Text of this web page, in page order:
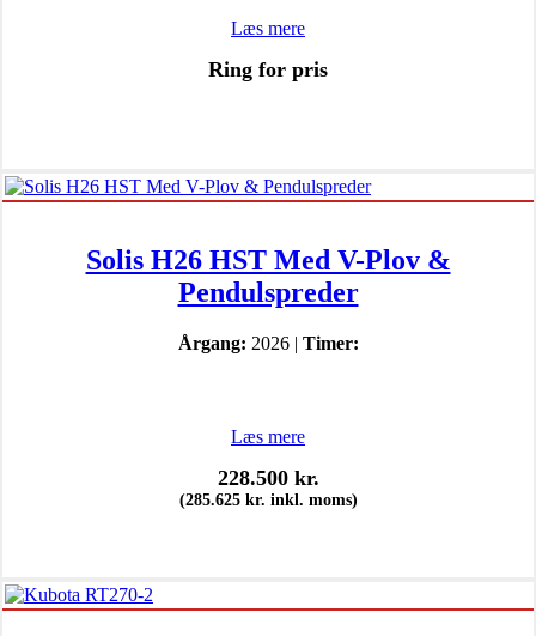
Læs mere
Ring for pris
Solis H26 HST Med V-Plov &
Pendulspreder
Årgang: 2026 | Timer:
Læs mere
228.500 kr.
(285.625 kr. inkl. moms)